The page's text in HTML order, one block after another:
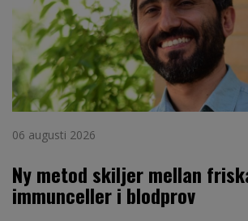
06 augusti 2026
Ny metod skiljer mellan
immunceller i blodprov